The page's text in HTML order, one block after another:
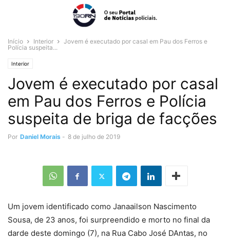
Início Interior
Jovem é executado por casal em Pau dos Ferros e
Polícia suspeita...
Interior
Jovem é executado por casal
em Pau dos Ferros e Polícia
suspeita de briga de facções
Por Daniel Morais - 8 de julho de 2019
Um jovem identificado como Janaailson Nascimento
Sousa, de 23 anos, foi surpreendido e morto no final da
darde deste domingo (7), na Rua Cabo José DAntas, no